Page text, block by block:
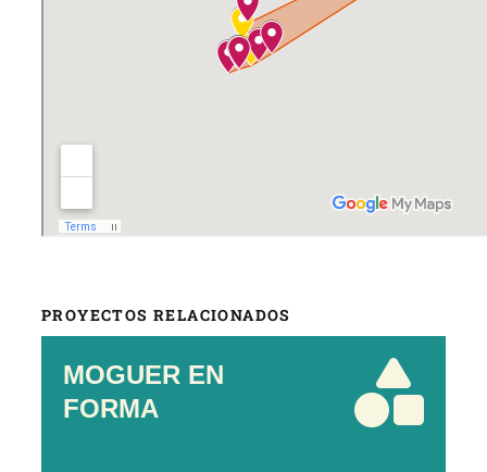
PROYECTOS RELACIONADOS
MOGUER EN
FORMA